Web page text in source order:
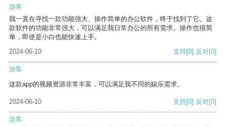
游客
我一直在寻找一款功能强大、操作简单的办公软件，终于找到了它。这
款软件的功能非常强大，可以满足我日常办公的所有需求。操作也很简
单，即使是小白也能快速上手。
2024-06-10
支持[0] 反对[0]
游客
这款app的视频资源非常丰富，可以满足我不同的娱乐需求。
2024-06-10 支持[0] 反对[0]
游客